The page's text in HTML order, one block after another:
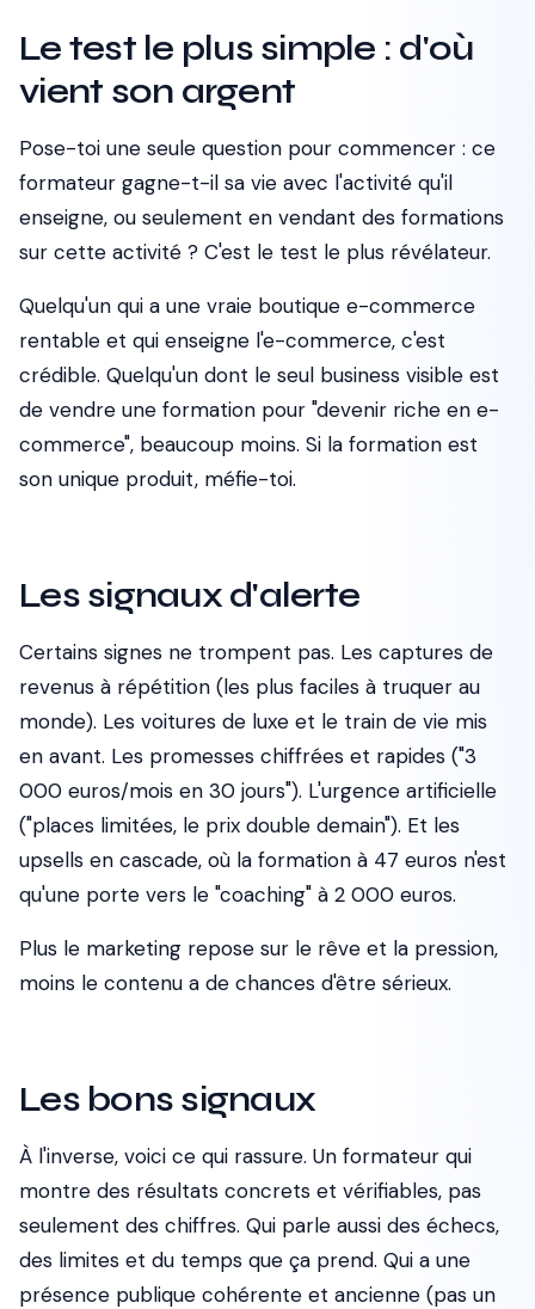
Le test le plus simple : d'où
vient son argent
Pose-toi une seule question pour commencer : ce
formateur gagne-t-il sa vie avec l'activité qu'il
enseigne, ou seulement en vendant des formations
sur cette activité ? C'est le test le plus révélateur.
Quelqu'un qui a une vraie boutique e-commerce
rentable et qui enseigne l'e-commerce, c'est
crédible. Quelqu'un dont le seul business visible est
de vendre une formation pour "devenir riche en e-
commerce", beaucoup moins. Si la formation est
son unique produit, méfie-toi.
Les signaux d'alerte
Certains signes ne trompent pas. Les captures de
revenus à répétition (les plus faciles à truquer au
monde). Les voitures de luxe et le train de vie mis
en avant. Les promesses chiffrées et rapides ("3
000 euros/mois en 30 jours"). L'urgence artificielle
("places limitées, le prix double demain"). Et les
upsells en cascade, où la formation à 47 euros n'est
qu'une porte vers le "coaching" à 2 000 euros.
Plus le marketing repose sur le rêve et la pression,
moins le contenu a de chances d'être sérieux.
Les bons signaux
À l'inverse, voici ce qui rassure. Un formateur qui
montre des résultats concrets et vérifiables, pas
seulement des chiffres. Qui parle aussi des échecs,
des limites et du temps que ça prend. Qui a une
présence publique cohérente et ancienne (pas un